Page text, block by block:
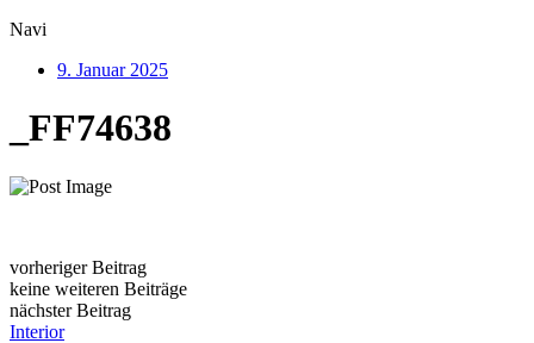
Navi
9. Januar 2025
_FF74638
vorheriger Beitrag
keine weiteren Beiträge
nächster Beitrag
Interior